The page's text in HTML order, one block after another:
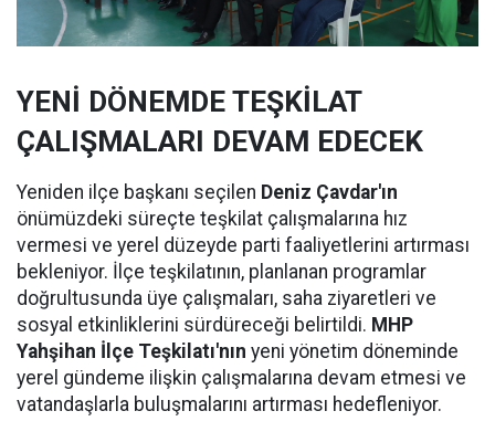
YENİ DÖNEMDE TEŞKİLAT
ÇALIŞMALARI DEVAM EDECEK
Yeniden ilçe başkanı seçilen Deniz Çavdar'ın
önümüzdeki süreçte teşkilat çalışmalarına hız
vermesi ve yerel düzeyde parti faaliyetlerini artırması
bekleniyor. İlçe teşkilatının, planlanan programlar
doğrultusunda üye çalışmaları, saha ziyaretleri ve
sosyal etkinliklerini sürdüreceği belirtildi. MHP
Yahşihan İlçe Teşkilatı'nın yeni yönetim döneminde
yerel gündeme ilişkin çalışmalarına devam etmesi ve
vatandaşlarla buluşmalarını artırması hedefleniyor.